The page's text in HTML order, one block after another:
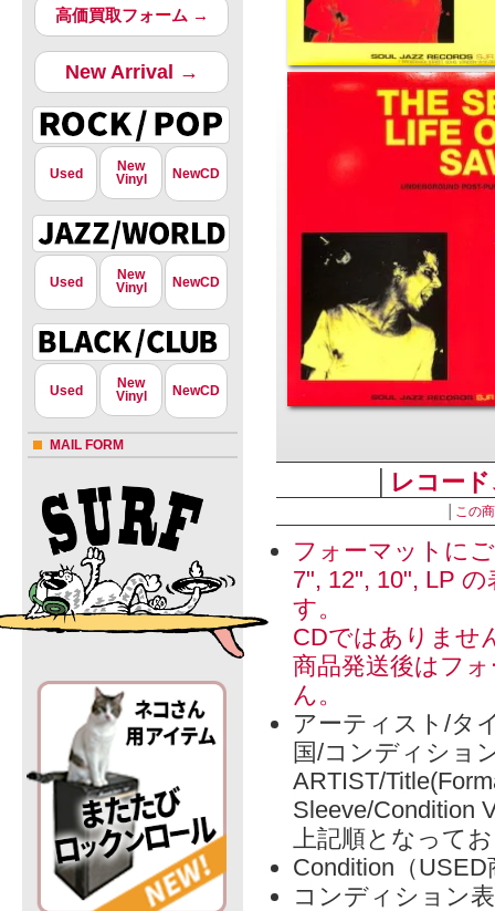
高価買取フォーム →
New Arrival →
Used
New
Vinyl
NewCD
Used
New
Vinyl
NewCD
Used
New
Vinyl
NewCD
MAIL FORM
レコー
この
フォーマットに
7", 12", 10", LP
す。
CDではありませ
商品発送後はフ
ん。
アーティスト/タ
国/コンディショ
ARTIST/
Sleeve/Condition
上記順となって
Condition（
コンディション